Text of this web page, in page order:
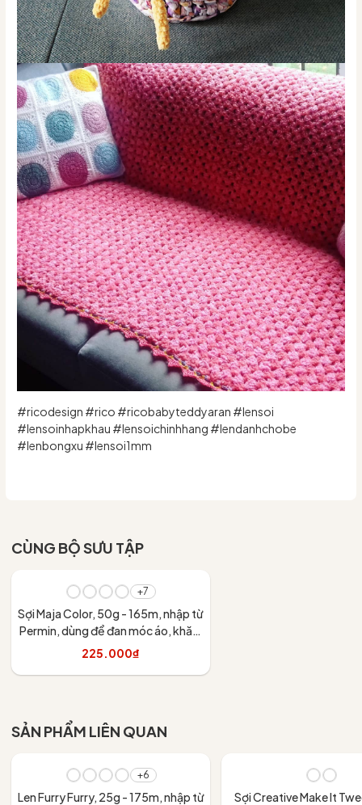
#ricodesign #rico #ricobabyteddyaran #lensoi
#lensoinhapkhau #lensoichinhhang #lendanhchobe
#lenbongxu #lensoi1mm
CÙNG BỘ SƯU TẬP
+7
Sợi Maja Color, 50g - 165m, nhập từ
Permin, dùng để đan móc áo, khăn,
váy
225.000₫
SẢN PHẨM LIÊN QUAN
+6
Len Furry Furry, 25g - 175m, nhập từ
Sợi Creative Make It